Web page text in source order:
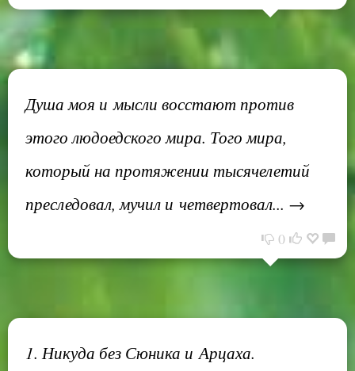
Душа моя и мысли восстают против
этого людоедского мира. Того мира,
который на протяжении тысячелетий
преследовал, мучил и четвертовал... →
0
1. Никуда без Сюника и Арцаха.